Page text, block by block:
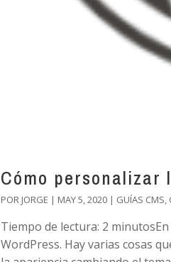
Cómo personalizar
POR JORGE | MAY 5, 2020 | GUÍAS CMS,
Tiempo de lectura: 2
WordPress. Hay varias cosas